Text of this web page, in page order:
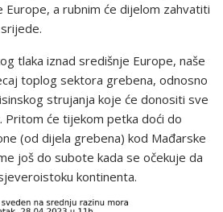
Europe, a rubnim će dijelom zahvatiti
tlaka iznad središnje Europe, naše
toplog sektora grebena, odnosno
strujanja koje će donositi sve
Pritom će tijekom petka doći do
(od dijela grebena) kod Mađarske
još do subote kada se očekuje da
kontinenta.